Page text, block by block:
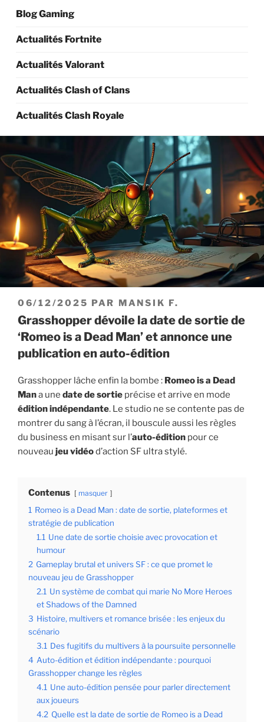
Blog Gaming
Actualités Fortnite
Actualités Valorant
Actualités Clash of Clans
Actualités Clash Royale
PUBLIÉ
LE
06/12/2025 PAR MANSIK F.
Grasshopper dévoile la date de sortie de
‘Romeo is a Dead Man’ et annonce une
publication en auto-édition
Grasshopper lâche enfin la bombe : Romeo is a Dead
Mana une date de sortie précise et arrive en mode
édition indépendante. Le studio ne se contente pas de
montrer du sang à l’écran, il bouscule aussi les règles
du business en misant sur l’auto-édition pour ce
nouveau jeu vidéod’action SF ultra stylé.
Contenus masquer
1 Romeo is a Dead Man : date de sortie, plateformes et
stratégie de publication
1.1 Une date de sortie choisie avec provocation et
humour
2 Gameplay brutal et univers SF : ce que promet le
nouveau jeu de Grasshopper
2.1 Un système de combat qui marie No More Heroes
et Shadows of the Damned
3 Histoire, multivers et romance brisée : les enjeux du
scénario
3.1 Des fugitifs du multivers à la poursuite personnelle
4 Auto-édition et édition indépendante : pourquoi
Grasshopper change les règles
4.1 Une auto-édition pensée pour parler directement
aux joueurs
4.2 Quelle est la date de sortie de Romeo is a Dead